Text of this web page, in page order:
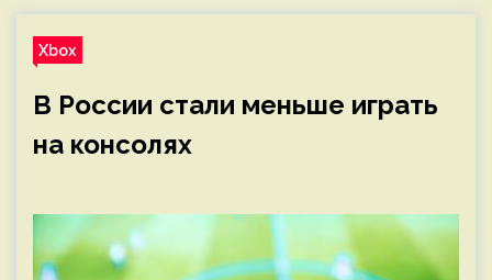
Xbox
В России стали меньше играть
на консолях